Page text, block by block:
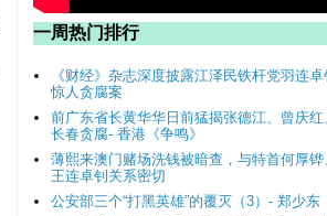
一周热门排行
《财经》杂志深度披露江泽民铁杆党羽连卓
惊人贪腐案
前广东省长黄华华日前猛揭张德江、曾庆红
长春贪腐- 香港《争鸣》
薄熙来澳门赌场洗钱被暗查，与特首何厚铧
王连卓钊关系密切
公安部三个“打黑英雄”的覆灭（3）- 郑少东